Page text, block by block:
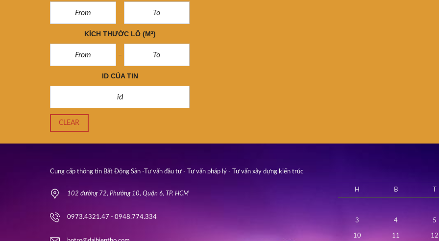
KÍCH THƯỚC LÔ (M²)
ID CỦA TIN
CLEAR
Cung cấp thông tin Bất Động Sản -Tư vấn đầu tư - Tư vấn pháp lý - Tư vấn xây dựng kiến trúc
102 đường 72, Phường 10, Quận 6, TP. HCM
0973.4321.47 - 0948.774.334
H B
3 4 5
10 11 12